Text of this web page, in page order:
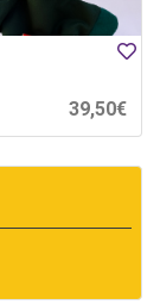
39,50€